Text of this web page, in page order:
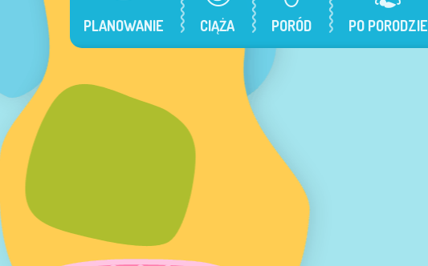
PLANOWANIE CIĄŻA PORÓD PO PORODZIE